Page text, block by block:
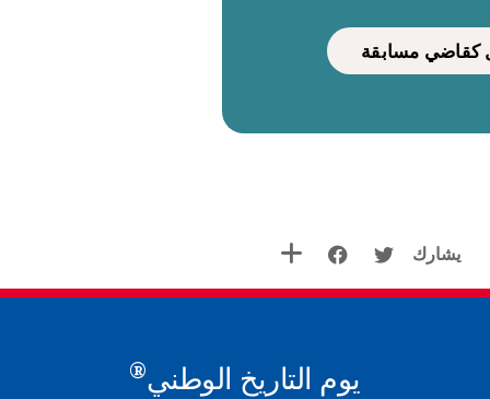
مسابقة
يشارك
يوم التاريخ الوطني®